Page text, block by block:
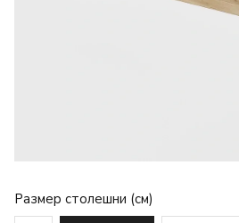
Размер столешни (см)